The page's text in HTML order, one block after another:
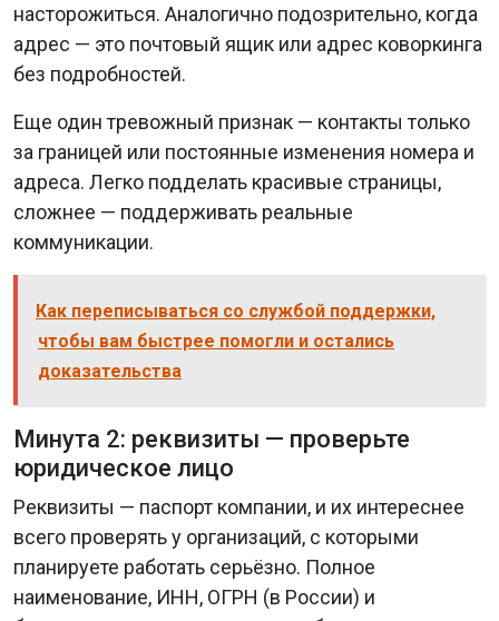
насторожиться. Аналогично подозрительно, когда
адрес — это почтовый ящик или адрес коворкинга
без подробностей.
Еще один тревожный признак — контакты только
за границей или постоянные изменения номера и
адреса. Легко подделать красивые страницы,
сложнее — поддерживать реальные
коммуникации.
Как переписываться со службой поддержки,
чтобы вам быстрее помогли и остались
доказательства
Минута 2: реквизиты — проверьте
юридическое лицо
Реквизиты — паспорт компании, и их интереснее
всего проверять у организаций, с которыми
планируете работать серьёзно. Полное
наименование, ИНН, ОГРН (в России) и